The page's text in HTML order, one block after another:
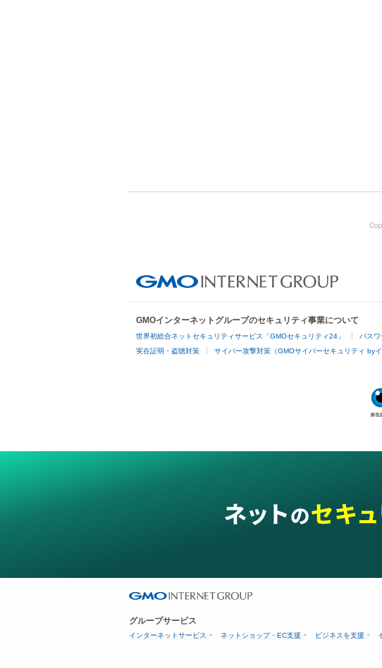
GMOインターネットグループのセキュリティ事業について
世界初総合ネットセキュリティサービス「GMOセキュリティ24」 パス
実在証明・盗聴対策 サイバー攻撃対策（GMOサイバーセキュリティ byイ
グループサービス
インターネットサービス ネットショップ・EC支援 ビジネスを支援